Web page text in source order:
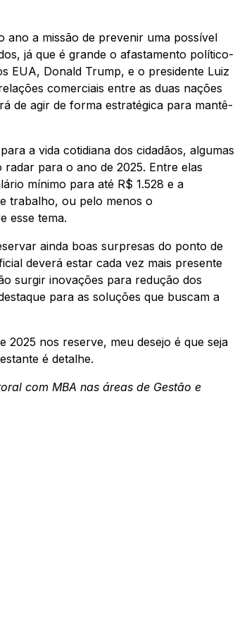
a missão de prevenir uma possível
já que é grande o afastamento político-
EUA, Donald Trump, e o presidente Luiz
comerciais entre as duas nações
de agir de forma estratégica para mantê-
a vida cotidiana dos cidadãos, algumas
para o ano de 2025. Entre elas
mínimo para até R$ 1.528 e a
trabalho, ou pelo menos o
esse tema.
ainda boas surpresas do ponto de
deverá estar cada vez mais presente
surgir inovações para redução dos
para as soluções que buscam a
2025 nos reserve, meu desejo é que seja
é detalhe.
com MBA nas áreas de Gestão e